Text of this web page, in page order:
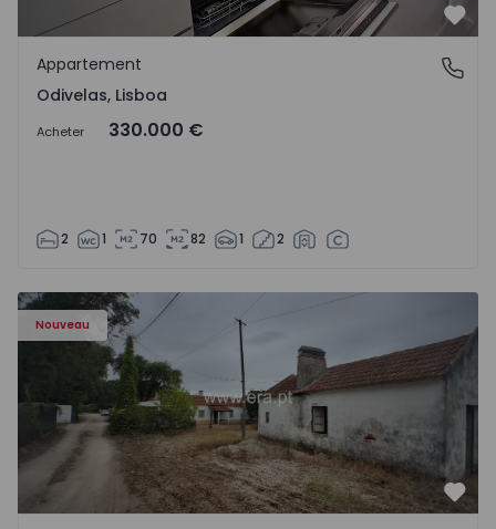
Odivelas, Lisboa
Appartement
Odivelas, Lisboa
Acheter 330.000 €
2 1 70 82 1 2
Nouveau
Appartement T3 Salvaterra de Magos, Marinhais -